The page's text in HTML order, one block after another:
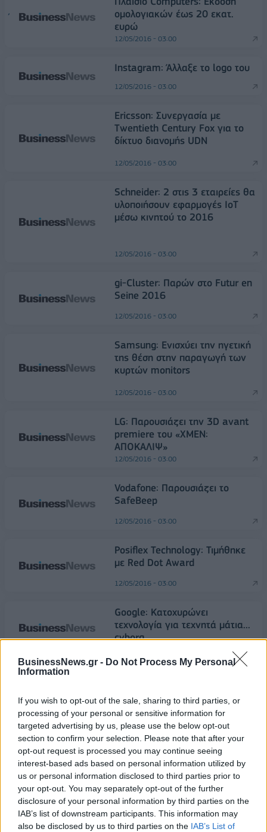
BusinessNews.gr - Do Not Process My Personal
Information
If you wish to opt-out of the sale, sharing to third parties, or
processing of your personal or sensitive information for
targeted advertising by us, please use the below opt-out
section to confirm your selection. Please note that after your
opt-out request is processed you may continue seeing
interest-based ads based on personal information utilized by
us or personal information disclosed to third parties prior to
your opt-out. You may separately opt-out of the further
disclosure of your personal information by third parties on the
IAB’s list of downstream participants. This information may
also be disclosed by us to third parties on the IAB’s List of
ομολογιακών έως 20 εκατ.
ευρώ
12/05/2016 - 03:00
Instagram: Άλλαξε το logo του
12/05/2016 - 03:00
Ericsson: Συνεργασία με
Twentieth Century Fox για το
δίκτυο διανομής UDN
12/05/2016 - 03:00
Schneider: 2 στις 3 εταιρείες θα
υλοποιήσουν εφαρμογές ΙοΤ
μέσω κινητού το 2016
12/05/2016 - 03:00
gi-Cluster: Παρών στο Futur en
Seine 2016
12/05/2016 - 03:00
Samsung: Ενισχύει την ηγετική
της θέση στην παραγωγή των
κυρτών monitors
12/05/2016 - 03:00
LG: Παρουσιάζει την 3D avant
premiere του «XMEN:
ΑΠΟΚΑΛΙΨ»
12/05/2016 - 03:00
Vodafone: Παρουσιάζει το
SafeBeep
12/05/2016 - 03:00
Posiflex Technology: Τιμήθηκε
με Red Dot Award
12/05/2016 - 03:00
Google: Κατοχυρώνει
τεχνολογία για τεχνητά μάτια...
cyborg
Έναρξη Προηγούμενο Επόμενο Τέλος
Σελίδα 550 από 638